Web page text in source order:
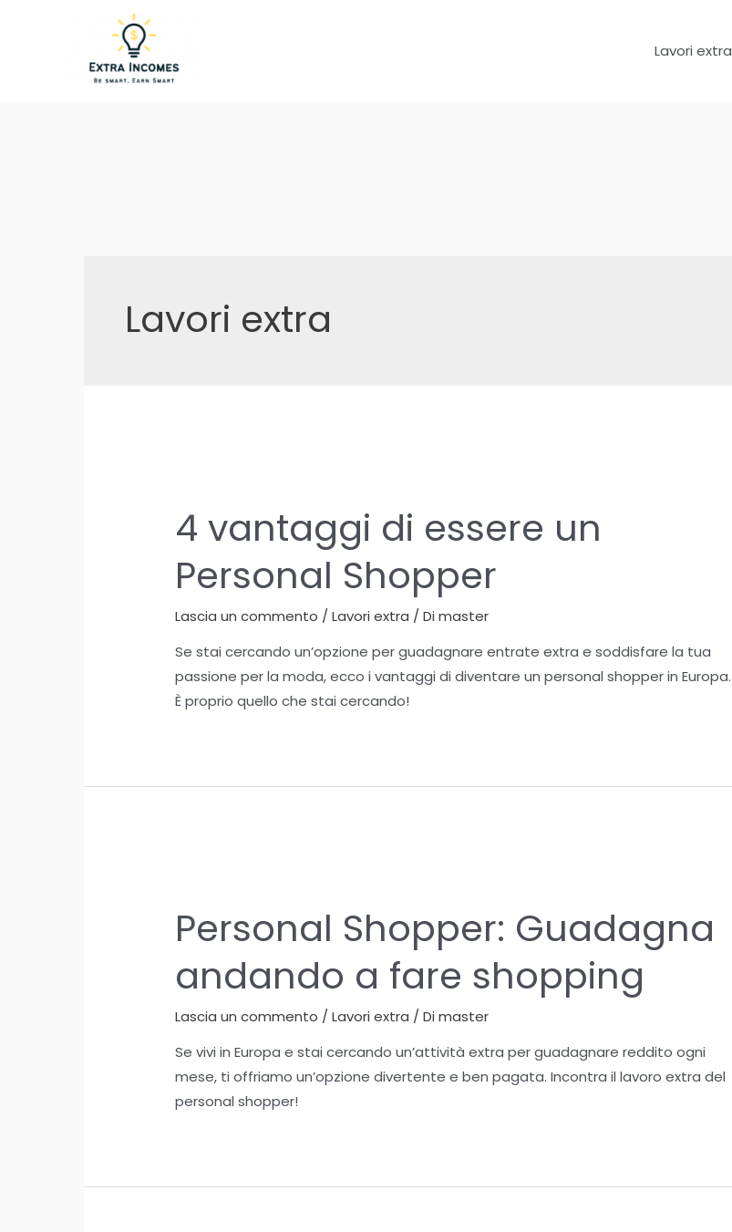
Lavori extra
Lavori extra
4 vantaggi di essere un
Personal Shopper
Lascia un commento /Lavori extra / Dimaster
Se stai cercando un’opzione per guadagnare entrate extra e soddisfare la tua
passione per la moda, ecco i vantaggi di diventare un personal shopper in Europa.
È proprio quello che stai cercando!
Personal Shopper: Guadagna
andando a fare shopping
Lascia un commento /Lavori extra / Dimaster
Se vivi in Europa e stai cercando un’attività extra per guadagnare reddito ogni
mese, ti offriamo un’opzione divertente e ben pagata. Incontra il lavoro extra del
personal shopper!